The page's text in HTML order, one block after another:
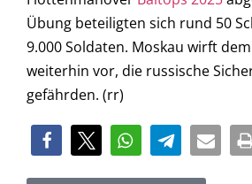
Übung beteiligten sich rund 50
9.000 Soldaten. Moskau wirft
weiterhin vor, die russische
gefährden. (rr)